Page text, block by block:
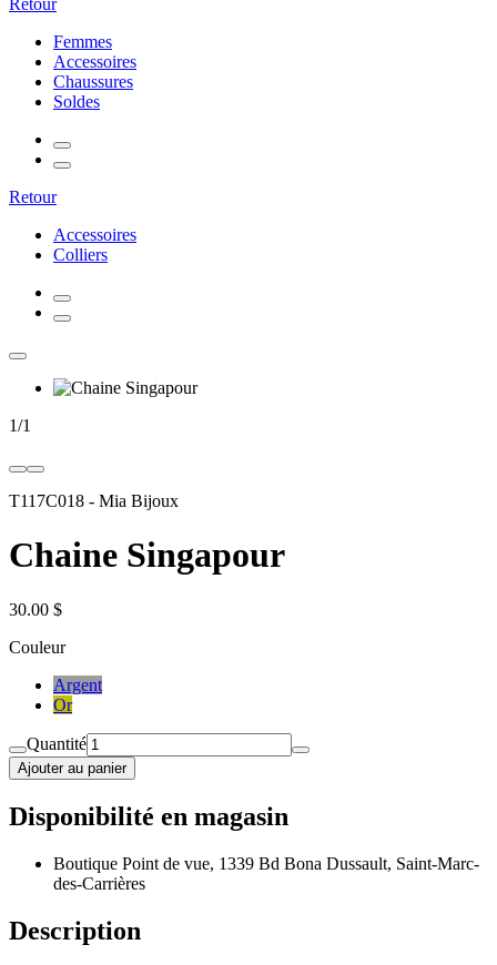
Retour
Femmes
Accessoires
Chaussures
Soldes
Retour
Accessoires
Colliers
1/1
T117C018 - Mia Bijoux
Chaine Singapour
30.00 $
Couleur
Argent
Or
Quantité
Ajouter au panier
Disponibilité en magasin
Boutique Point de vue, 1339 Bd Bona Dussault, Saint-Marc-
des-Carrières
Description